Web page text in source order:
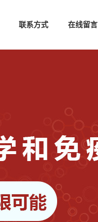
联系方式 在线留言